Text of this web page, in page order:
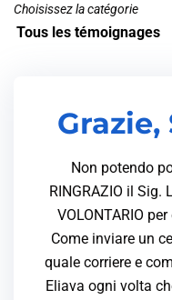
Choisissez la catégorie
Tous les témoignages
Non potendo
RINGRAZIO il Sig.
VOLONTARIO
Come inviare un
quale corriere e
Eliava ogni volta